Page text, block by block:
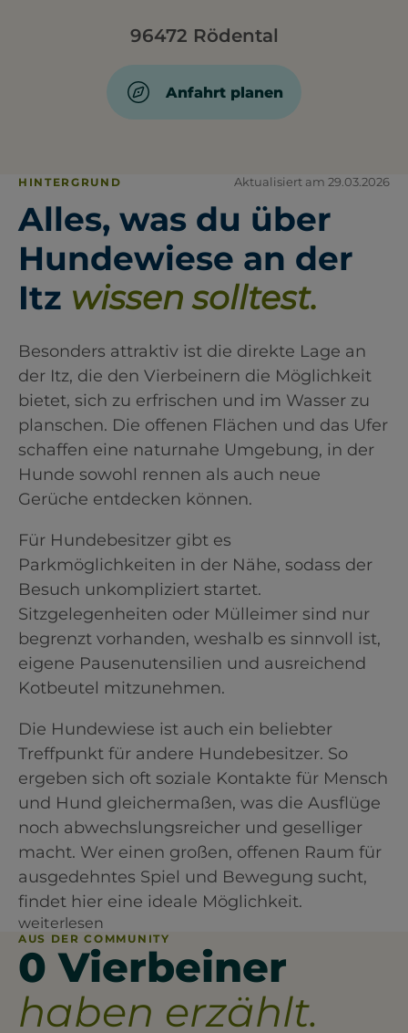
96472 Rödental
Anfahrt planen
HINTERGRUND Aktualisiert am 29.03.2026
Alles, was du über
Hundewiese an der
Itz wissen solltest.
Besonders attraktiv ist die direkte Lage an
der Itz, die den Vierbeinern die Möglichkeit
bietet, sich zu erfrischen und im Wasser zu
planschen. Die offenen Flächen und das Ufer
schaffen eine naturnahe Umgebung, in der
Hunde sowohl rennen als auch neue
Gerüche entdecken können.
Für Hundebesitzer gibt es
Parkmöglichkeiten in der Nähe, sodass der
Besuch unkompliziert startet.
Sitzgelegenheiten oder Mülleimer sind nur
begrenzt vorhanden, weshalb es sinnvoll ist,
eigene Pausenutensilien und ausreichend
Kotbeutel mitzunehmen.
Die Hundewiese ist auch ein beliebter
Treffpunkt für andere Hundebesitzer. So
ergeben sich oft soziale Kontakte für Mensch
und Hund gleichermaßen, was die Ausflüge
noch abwechslungsreicher und geselliger
macht. Wer einen großen, offenen Raum für
ausgedehntes Spiel und Bewegung sucht,
findet hier eine ideale Möglichkeit.
weiterlesen
AUS DER COMMUNITY
0 Vierbeiner
haben erzählt.